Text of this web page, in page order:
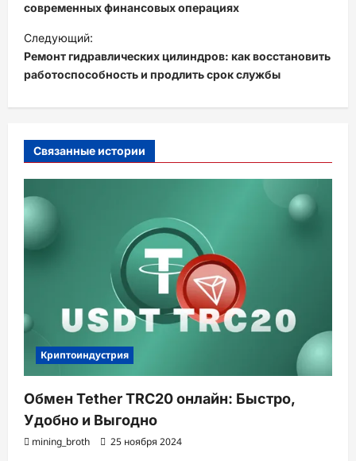
в
и
г
а
ц
я
з
а
п
современных финансовых операциях
Следующий:
Ремонт гидравлических цилиндров: как восстановить
работоспособность и продлить срок службы
Связанные истории
Криптоиндустрия
Обмен Tether TRC20 онлайн: Быстро,
Удобно и Выгодно
mining_broth 25 ноября 2024